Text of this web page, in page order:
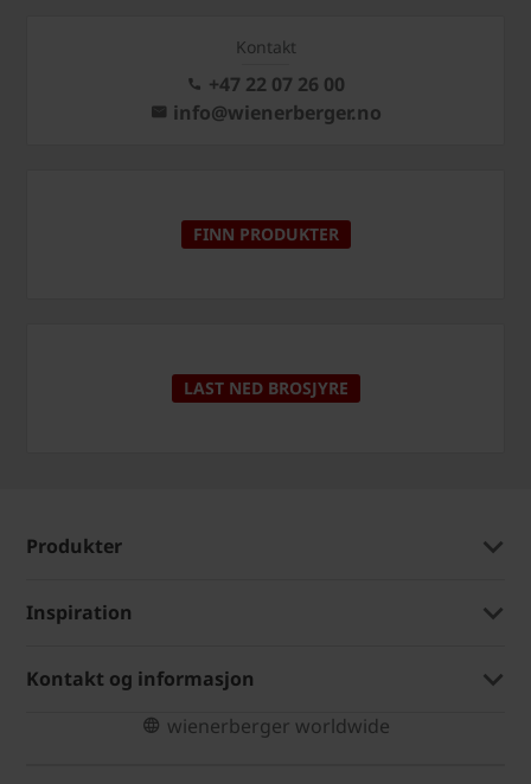
Kontakt
+47 22 07 26 00
info@wienerberger.no
FINN PRODUKTER
LAST NED BROSJYRE
Produkter
Inspiration
Kontakt og informasjon
wienerberger worldwide